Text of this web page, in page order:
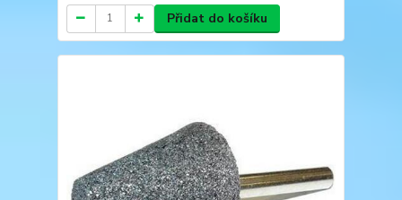
Přidat do košíku